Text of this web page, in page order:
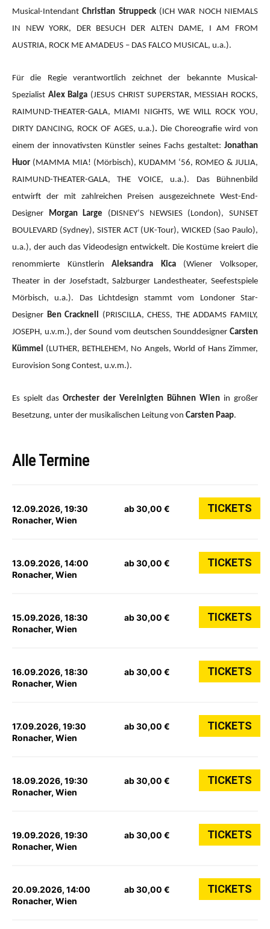
Musical-IntendantChristian Struppeck(ICH WAR NOCH NIEMALS
IN NEW YORK, DER BESUCH DER ALTEN DAME, I AM FROM
AUSTRIA, ROCK ME AMADEUS – DAS FALCO MUSICAL, u.a.).
Für die Regie verantwortlich zeichnet der bekannte Musical-
Spezialist Alex Balga (JESUS CHRIST SUPERSTAR, MESSIAH ROCKS,
RAIMUND-THEATER-GALA, MIAMI NIGHTS, WE WILL ROCK YOU,
DIRTY DANCING, ROCK OF AGES, u.a.). Die Choreografie wird von
einem der innovativsten Künstler seines Fachs gestaltet: Jonathan
Huor (MAMMA MIA! (Mörbisch), KUDAMM ‘56, ROMEO & JULIA,
RAIMUND-THEATER-GALA, THE VOICE, u.a.). Das Bühnenbild
entwirft der mit zahlreichen Preisen ausgezeichnete West-End-
Designer Morgan Large (DISNEY’S NEWSIES (London), SUNSET
BOULEVARD (Sydney), SISTER ACT (UK-Tour), WICKED (Sao Paulo),
u.a.), der auch das Videodesign entwickelt. Die Kostüme kreiert die
renommierte KünstlerinAleksandra Kica(Wiener Volksoper,
Theater in der Josefstadt, Salzburger Landestheater, Seefestspiele
Mörbisch, u.a.). Das Lichtdesign stammt vom Londoner Star-
Designer Ben Cracknell (PRISCILLA, CHESS, THE ADDAMS FAMILY,
JOSEPH, u.v.m.), der Sound vom deutschen Sounddesigner Carsten
Kümmel (LUTHER, BETHLEHEM, No Angels, World of Hans Zimmer,
Eurovision Song Contest, u.v.m.).
Es spielt das Orchester der Vereinigten Bühnen Wien in großer
Besetzung, unter der musikalischen Leitung von Carsten Paap.
Alle Termine
12.09.2026, 19:30
Ronacher, Wien
ab 30,00 € TICKETS
13.09.2026, 14:00
Ronacher, Wien
ab 30,00 € TICKETS
15.09.2026, 18:30
Ronacher, Wien
ab 30,00 € TICKETS
16.09.2026, 18:30
Ronacher, Wien
ab 30,00 € TICKETS
17.09.2026, 19:30
Ronacher, Wien
ab 30,00 € TICKETS
18.09.2026, 19:30
Ronacher, Wien
ab 30,00 € TICKETS
19.09.2026, 19:30
Ronacher, Wien
ab 30,00 € TICKETS
20.09.2026, 14:00
Ronacher, Wien
ab 30,00 € TICKETS